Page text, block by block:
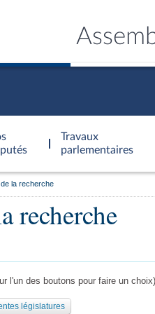
Travaux
parlementaires
la recherche
recherche
l'un des boutons pour faire un choix)
législatures